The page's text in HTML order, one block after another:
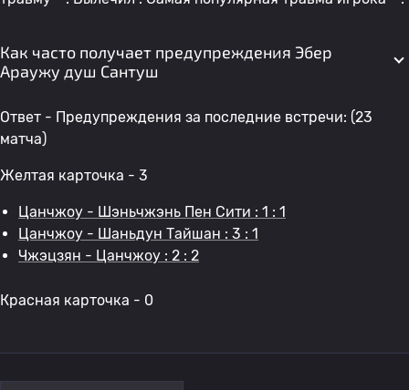
Как часто получает предупреждения Эбер
Араужу душ Сантуш
Ответ - Предупреждения за последние встречи: (23
матча)
Желтая карточка - 3
Цанчжоу - Шэньчжэнь Пен Сити : 1 : 1
Цанчжоу - Шаньдун Тайшан : 3 : 1
Чжэцзян - Цанчжоу : 2 : 2
Красная карточка - 0